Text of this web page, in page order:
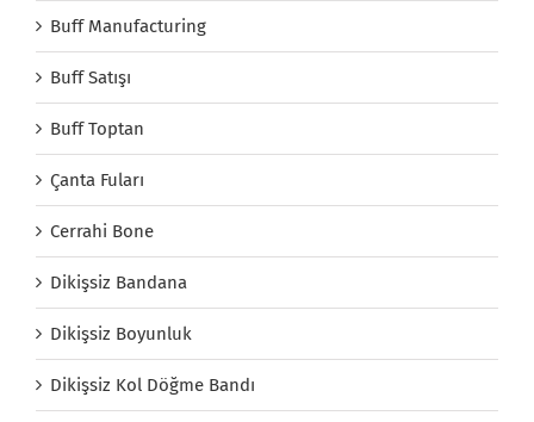
Buff Manufacturing
Buff Satışı
Buff Toptan
Çanta Fuları
Cerrahi Bone
Dikişsiz Bandana
Dikişsiz Boyunluk
Dikişsiz Kol Döğme Bandı